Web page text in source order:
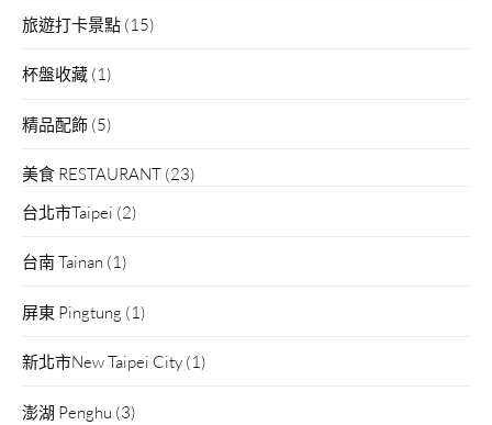
旅遊打卡景點 (15)
杯盤收藏 (1)
精品配飾 (5)
美食 RESTAURANT (23)
台北市Taipei (2)
台南 Tainan (1)
屏東 Pingtung (1)
新北市New Taipei City (1)
澎湖 Penghu (3)